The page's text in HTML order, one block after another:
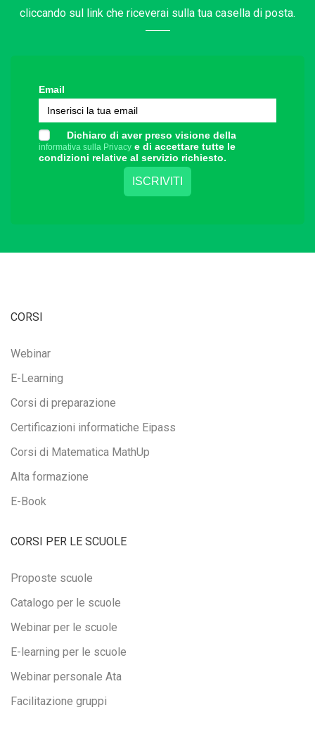
cliccando sul link che riceverai sulla tua casella di posta.
Email
Dichiaro di aver preso visione della
informativa sulla Privacy e di accettare tutte le
condizioni relative al servizio richiesto.
CORSI
Webinar
E-Learning
Corsi di preparazione
Certificazioni informatiche Eipass
Corsi di Matematica MathUp
Alta formazione
E-Book
CORSI PER LE SCUOLE
Proposte scuole
Catalogo per le scuole
Webinar per le scuole
E-learning per le scuole
Webinar personale Ata
Facilitazione gruppi